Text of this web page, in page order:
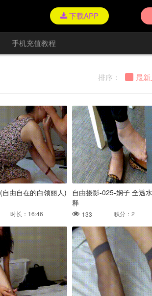
下载APP
手机充值教程
排序： 最
由自在的白领丽人)
长：16:46
自由摄影-025-娴子 全透
释
133 积分：2